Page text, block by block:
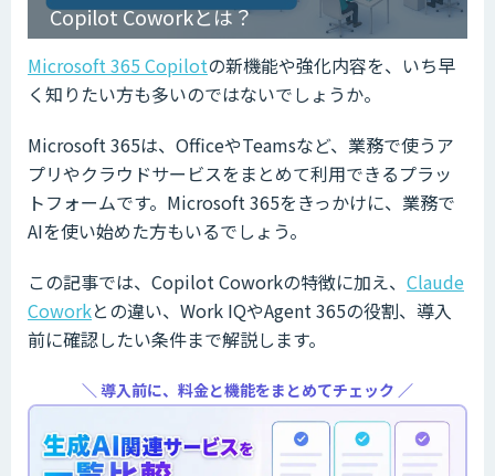
Copilot Coworkとは？
Microsoft 365 Copilotの新機能や強化内容を、いち早
く知りたい方も多いのではないでしょうか。
Microsoft 365は、OfficeやTeamsなど、業務で使うア
プリやクラウドサービスをまとめて利用できるプラッ
トフォームです。Microsoft 365をきっかけに、業務で
AIを使い始めた方もいるでしょう。
この記事では、Copilot Coworkの特徴に加え、 Claude
Coworkとの違い、Work IQやAgent 365の役割、導入
前に確認したい条件まで解説します。
＼ 導入前に、料金と機能をまとめてチェック ／